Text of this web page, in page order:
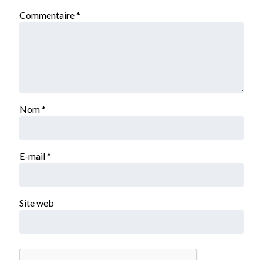
Commentaire*
Nom*
E-mail*
Site web